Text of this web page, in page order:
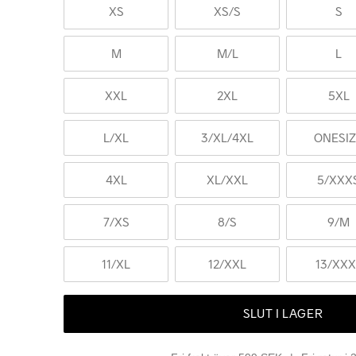
XS XS/S S
M M/L L
XXL 2XL 5XL
L/XL 3/XL/4XL
4XL XL/XXL 5/
7/XS 8/S 9/M
11/XL 12/XXL 13/
SLUT I LAGER